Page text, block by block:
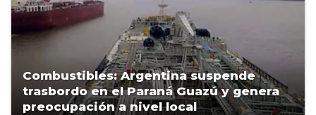
Combustibles: Argentina suspende
trasbordo en el Paraná Guazú y genera
preocupación a nivel local